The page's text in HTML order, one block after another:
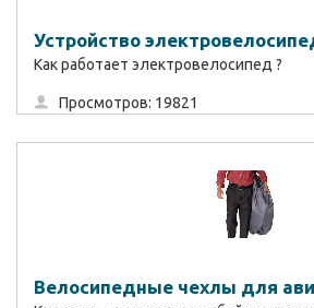
Устройство
Как работает электровелосипед ?
Просмотров: 19821
Велосипедные чехлы для